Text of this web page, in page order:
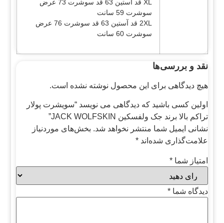
XL قد آستین 63 قد سوشرت 73 عرض
سوشرت 59 سانت
2XL قد آستین 63 قد سوشرت 76 عرض
سوشرت 60 سانت
نقد و بررسی‌ها
هیچ دیدگاهی برای این محصول نوشته نشده است.
اولین کسی باشید که دیدگاهی می نویسد “سویشرت پولار
تراکم بالا برند جک ولفسکین JACK WOLFSKIN”
نشانی ایمیل شما منتشر نخواهد شد. بخش‌های موردنیاز
علامت‌گذاری شده‌اند*
امتیاز شما*
دیدگاه شما*